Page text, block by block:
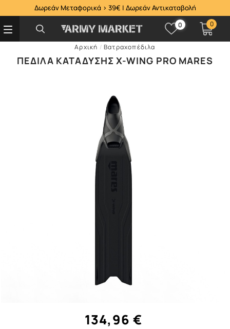
Δωρεάν Μεταφορικά > 39€ | Δωρεάν Αντικαταβολή
0 0
Αρχική /Βατραχοπέδιλα
ΠΈΔΙΛΑ ΚΑΤΆΔΥΣΗΣ X-WING PRO MARES
134,96 €